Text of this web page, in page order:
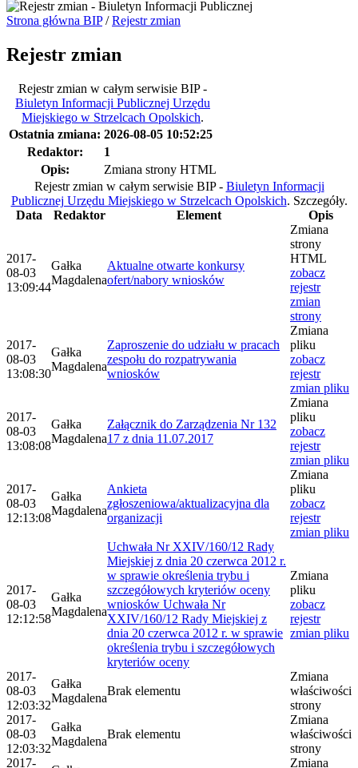
Strona główna BIP/Rejestr zmian
Rejestr zmian
Rejestr zmian w całym serwisie BIP -
Biuletyn Informacji Publicznej Urzędu
Miejskiego w Strzelcach Opolskich.
Ostatnia zmiana: 2026-08-05 10:52:25
Redaktor:
1
Opis:
Zmiana strony HTML
Rejestr zmian w całym serwisie BIP - Biuletyn Informacji
Publicznej Urzędu Miejskiego w Strzelcach Opolskich. Szczegóły.
Data
Redaktor Element Opis
2017-
08-03
13:09:44
Gałka
Magdalena
Aktualne otwarte konkursy
ofert/nabory wniosków
Zmiana
strony
HTML
zobacz
rejestr
zmian
strony
2017-
08-03
13:08:30
Gałka
Magdalena
Zaproszenie do udziału w pracach
zespołu do rozpatrywania
wniosków
Zmiana
pliku
zobacz
rejestr
zmian pliku
2017-
08-03
13:08:08
Gałka
Magdalena
Załącznik do Zarządzenia Nr 132
17 z dnia 11.07.2017
Zmiana
pliku
zobacz
rejestr
zmian pliku
2017-
08-03
12:13:08
Gałka
Magdalena
Ankieta
zgłoszeniowa/aktualizacyjna dla
organizacji
Zmiana
pliku
zobacz
rejestr
zmian pliku
2017-
08-03
12:12:58
Gałka
Magdalena
Uchwała Nr XXIV/160/12 Rady
Miejskiej z dnia 20 czerwca 2012 r.
w sprawie określenia trybu i
szczegółowych kryteriów oceny
wniosków Uchwała Nr
XXIV/160/12 Rady Miejskiej z
dnia 20 czerwca 2012 r. w sprawie
określenia trybu i szczegółowych
kryteriów oceny
Zmiana
pliku
zobacz
rejestr
zmian pliku
2017-
08-03
12:03:32
Gałka
Magdalena
Brak elementu
Zmiana
właściwości
strony
2017-
08-03
12:03:32
Gałka
Magdalena
Brak elementu
Zmiana
właściwości
strony
2017-
Zmiana